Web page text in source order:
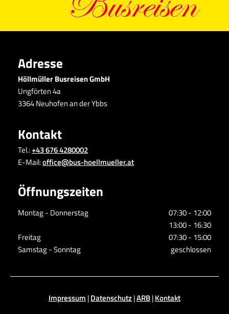
Adresse
Höllmüller Busreisen GmbH
Ungförten 4a
3364 Neuhofen an der Ybbs
Kontakt
Tel.:+43 676 4280002
E-Mail:office@bus-hoellmueller.at
Öffnungszeiten
Montag - Donnerstag
07:30 - 12:00
13:00 - 16:30
Freitag
07:30 - 15:00
Samstag - Sonntag
geschlossen
Impressum |Datenschutz|ARB|Kontakt